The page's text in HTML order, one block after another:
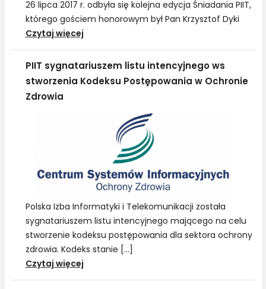
26 lipca 2017 r. odbyła się kolejna edycja Śniadania PIIT,
którego gościem honorowym był Pan Krzysztof Dyki
Czytaj więcejŚniadanie
z
Krzysztofem
Zakładu
Ubezpieczeń
Społecznych
PIIT sygnatariuszem listu intencyjnego ws
stworzenia Kodeksu Postępowania w Ochronie
Zdrowia
Polska Izba Informatyki i Telekomunikacji została
sygnatariuszem listu intencyjnego mającego na celu
stworzenie kodeksu postępowania dla sektora ochrony
zdrowia. Kodeks stanie […]
Czytaj więcejPIIT